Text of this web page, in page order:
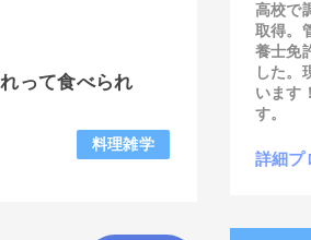
って食べられ
料理雑学
高校で
取得。
養士免
した。
います
す。
詳細プ